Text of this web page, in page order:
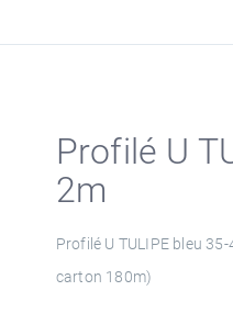
Profilé U
2m
Profilé U TULIPE bleu
carton 180m)